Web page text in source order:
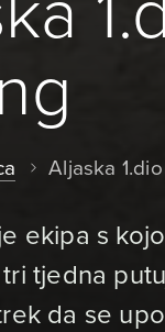
Aljaska
ekipa s
tjedna
da se